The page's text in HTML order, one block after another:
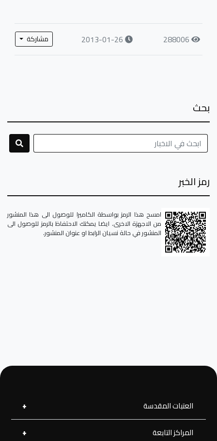
288006
2013-01-26 مشاركة
بحث
رمز الخبر
امسح هذا الرمز بواسطة الكاميرا للوصول الى هذا المنشور
من الاجهزة الاخرى. ايضا يمكنك الاحتفاظ بالرمز للوصول الى
المنشور في حالة نسيان الرابط او عنوان المنشور.
العتبات المقدسة
العتبة العلوية المقدسة
المراكز التابعة